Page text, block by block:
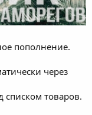
пополнение.
через
списком товаров.